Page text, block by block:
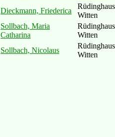
Dieckmann, Friederica
Witten
Sollbach, Maria
Catharina
Witten
Sollbach, Nicolaus
Witten